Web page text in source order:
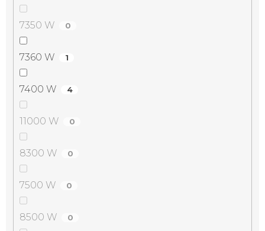
7350 W 0
7360 W 1
7400 W 4
11000 W 0
8300 W 0
7500 W 0
8500 W 0